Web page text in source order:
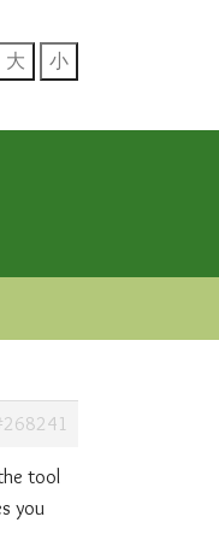
大 小
tool
you